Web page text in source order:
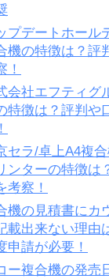
プデートホール
機の特徴は？評
！
会社エフティグ
特徴は？評判や
セラ/卓上A4複
ンターの特徴は
考察！
機の見積書にカ
載出来ない理由
申請が必要！
ー複合機の発売